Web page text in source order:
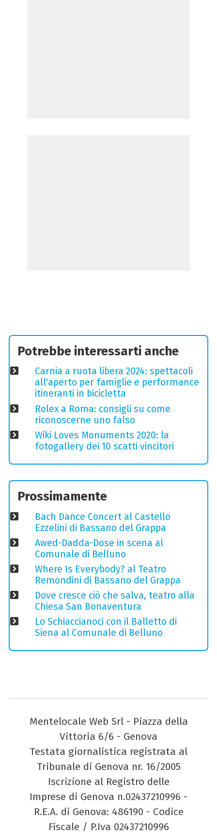
Potrebbe interessarti anche
Carnia a ruota libera 2024: spettacoli
all'aperto per famiglie e performance
itineranti in bicicletta
Rolex a Roma: consigli su come
riconoscerne uno falso
Wiki Loves Monuments 2020: la
fotogallery dei 10 scatti vincitori
Prossimamente
Bach Dance Concert al Castello
Ezzelini di Bassano del Grappa
Awed-Dadda-Dose in scena al
Comunale di Belluno
Where Is Everybody? al Teatro
Remondini di Bassano del Grappa
Dove cresce ciò che salva, teatro alla
Chiesa San Bonaventura
Lo Schiaccianoci con il Balletto di
Siena al Comunale di Belluno
Mentelocale Web Srl - Piazza della
Vittoria 6/6 - Genova
Testata giornalistica registrata al
Tribunale di Genova nr. 16/2005
Iscrizione al Registro delle
Imprese di Genova n.02437210996 -
R.E.A. di Genova: 486190 - Codice
Fiscale / P.Iva 02437210996